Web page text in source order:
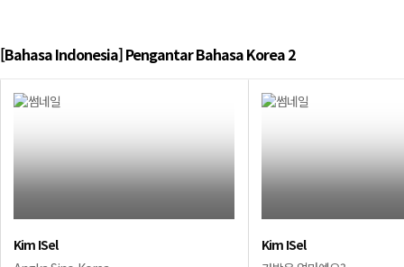
[Bahasa Indonesia] Pengantar Bahasa Korea 2
Kim ISel
Kim ISel